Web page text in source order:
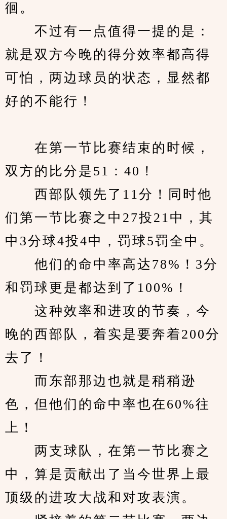
徊。
不过有一点值得一提的是：
就是双方今晚的得分效率都高得
可怕，两边球员的状态，显然都
好的不能行！
在第一节比赛结束的时候，
双方的比分是51：40！
西部队领先了11分！同时他
们第一节比赛之中27投21中，其
中3分球4投4中，罚球5罚全中。
他们的命中率高达78%！3分
和罚球更是都达到了100%！
这种效率和进攻的节奏，今
晚的西部队，着实是要奔着200分
去了！
而东部那边也就是稍稍逊
色，但他们的命中率也在60%往
上！
两支球队，在第一节比赛之
中，算是贡献出了当今世界上最
顶级的进攻大战和对攻表演。